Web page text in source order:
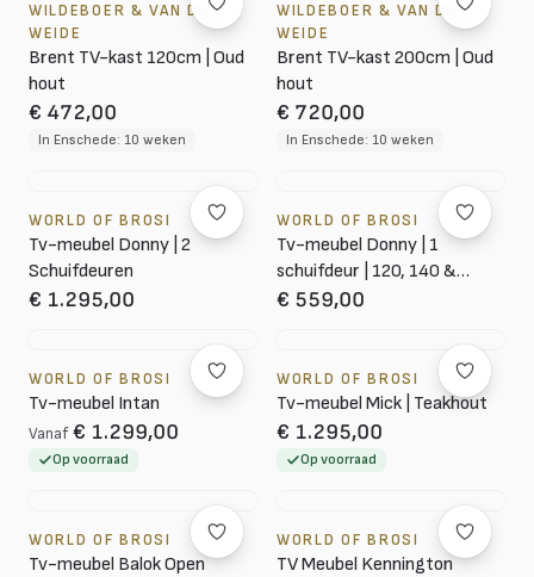
WILDEBOER & VAN DER
WEIDE
Brent TV-kast 120cm | Oud
hout
€ 472,00
In Enschede: 10 weken
WILDEBOER & VAN DER
WEIDE
Brent TV-kast 200cm | Oud
hout
€ 720,00
In Enschede: 10 weken
WORLD OF BROSI
Tv-meubel Donny | 2
Schuifdeuren
€ 1.295,00
WORLD OF BROSI
Tv-meubel Donny | 1
schuifdeur | 120, 140 &
160cm
€ 559,00
WORLD OF BROSI
Tv-meubel Intan
Vanaf € 1.299,00
Op voorraad
WORLD OF BROSI
Tv-meubel Mick | Teakhout
€ 1.295,00
Op voorraad
WORLD OF BROSI
Tv-meubel Balok Open
WORLD OF BROSI
TV Meubel Kennington